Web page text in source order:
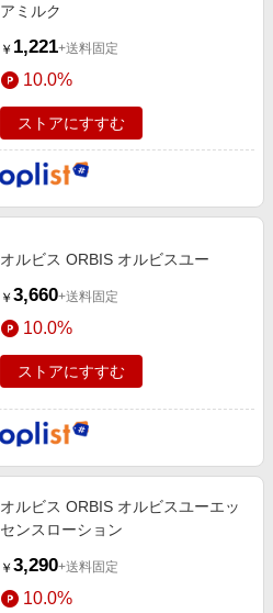
アミルク
￥ 1,221+送料固定
10.0%
ストアにすすむ
オルビス ORBIS オルビスユー
￥ 3,660+送料固定
10.0%
ストアにすすむ
オルビス ORBIS オルビスユーエッ
センスローション
￥ 3,290+送料固定
10.0%